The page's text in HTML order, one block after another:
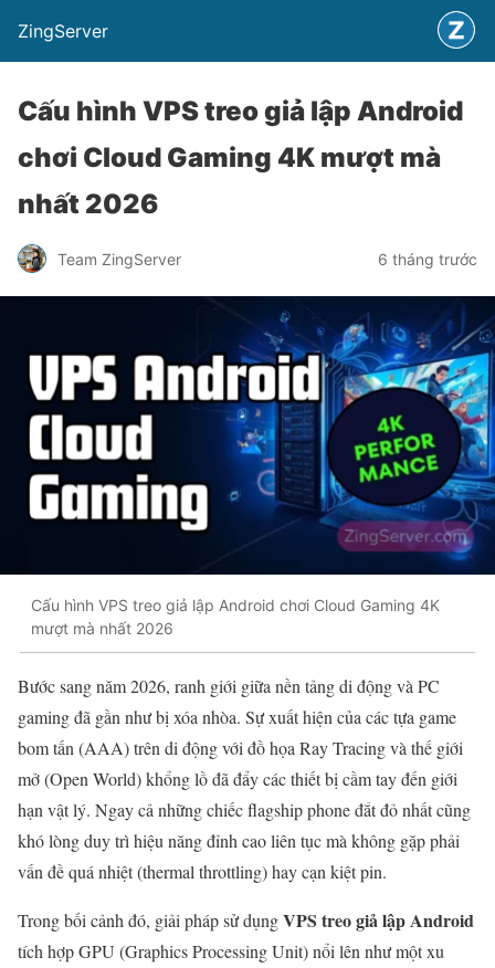
ZingServer
Cấu hình VPS treo giả lập Android
chơi Cloud Gaming 4K mượt mà
nhất 2026
Team ZingServer 6 tháng trước
Cấu hình VPS treo giả lập Android chơi Cloud Gaming 4K
mượt mà nhất 2026
Bước sang năm 2026, ranh giới giữa nền tảng di động và PC
gaming đã gần như bị xóa nhòa. Sự xuất hiện của các tựa game
bom tấn (AAA) trên di động với đồ họa Ray Tracing và thế giới
mở (Open World) khổng lồ đã đẩy các thiết bị cầm tay đến giới
hạn vật lý. Ngay cả những chiếc flagship phone đắt đỏ nhất cũng
khó lòng duy trì hiệu năng đỉnh cao liên tục mà không gặp phải
vấn đề quá nhiệt (thermal throttling) hay cạn kiệt pin.
Trong bối cảnh đó, giải pháp sử dụngVPS treo giả lập Android
tích hợp GPU (Graphics Processing Unit) nổi lên như một xu